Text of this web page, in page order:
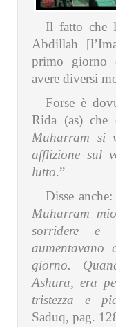
Il fatto che
Abdillah
primo giorno
avere diversi
Forse è
Rida (as) che
Muharram si
afflizione sul
lutto.”
Disse anche:
Muharram
sorridere e
aumentavano
giorno.
Ashura, era
tristezza e
Saduq, pag.